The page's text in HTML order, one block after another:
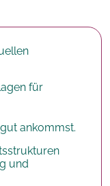
für
ankommst.
und